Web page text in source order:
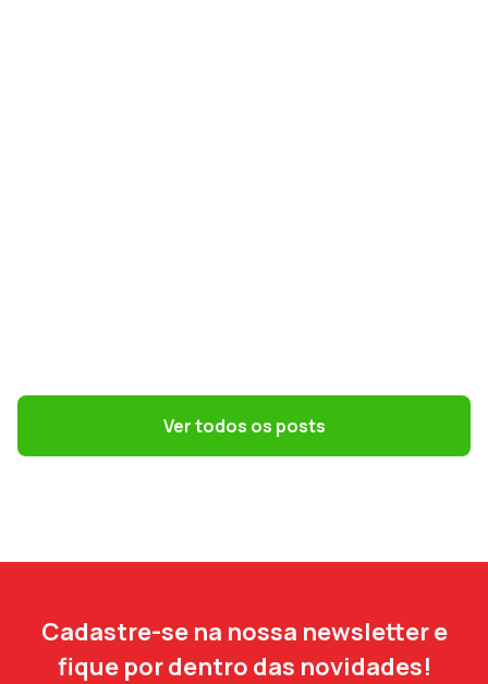
Terceirização: 7 riscos trabalhistas que o
DP precisa evitarVer todos os posts
Cadastre-se na nossa newsletter e
fique por dentro das novidades!